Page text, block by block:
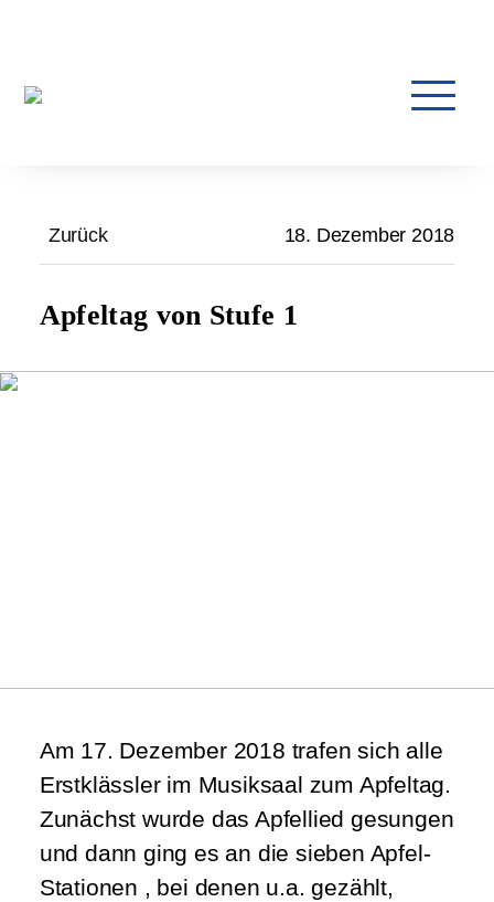
Zurück 18. Dezember 2018
Apfeltag von Stufe 1
Am 17. Dezember 2018 trafen sich alle
Erstklässler im Musiksaal zum Apfeltag.
Zunächst wurde das Apfellied gesungen
und dann ging es an die sieben Apfel-
Stationen , bei denen u.a. gezählt,